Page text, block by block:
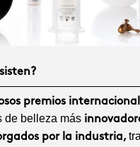
premios
de belleza más
por la industria,